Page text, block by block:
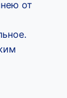
от